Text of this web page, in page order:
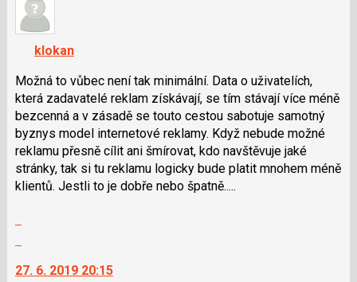
předchozí
nový
názor
názor.
navigaci
lze
použít
i
klávesy
N
pro
následující
a
názor
klokan
Možná to vůbec není tak minimální. Data o uživatelích,
která zadavatelé reklam získávají, se tím stávají více méně
bezcenná a v zásadě se touto cestou sabotuje samotný
byznys model internetové reklamy. Když nebude možné
reklamu přesně cílit ani šmírovat, kdo navštěvuje jaké
stránky, tak si tu reklamu logicky bude platit mnohem méně
klientů. Jestli to je dobře nebo špatně.....
další
27. 6. 2019 20:15